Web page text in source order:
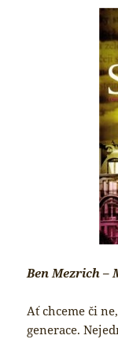
Ben Mezrich –
Ať chceme či
generace.